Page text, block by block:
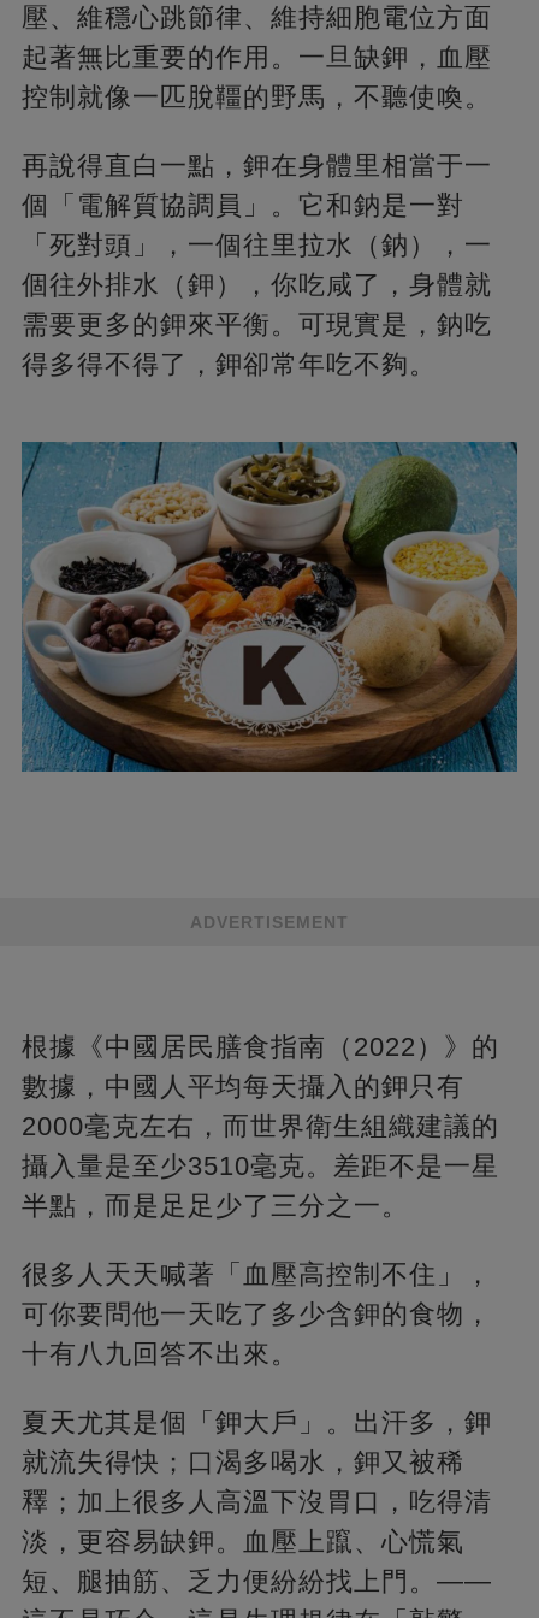
壓、維穩心跳節律、維持細胞電位方面
起著無比重要的作用。一旦缺鉀，血壓
控制就像一匹脫韁的野馬，不聽使喚。
再說得直白一點，鉀在身體里相當于一
個「電解質協調員」。它和鈉是一對
「死對頭」，一個往里拉水（鈉），一
個往外排水（鉀），你吃咸了，身體就
需要更多的鉀來平衡。可現實是，鈉吃
得多得不得了，鉀卻常年吃不夠。
ADVERTISEMENT
根據《中國居民膳食指南（2022）》的
數據，中國人平均每天攝入的鉀只有
2000毫克左右，而世界衛生組織建議的
攝入量是至少3510毫克。差距不是一星
半點，而是足足少了三分之一。
很多人天天喊著「血壓高控制不住」，
可你要問他一天吃了多少含鉀的食物，
十有八九回答不出來。
夏天尤其是個「鉀大戶」。出汗多，鉀
就流失得快；口渴多喝水，鉀又被稀
釋；加上很多人高溫下沒胃口，吃得清
淡，更容易缺鉀。血壓上躥、心慌氣
短、腿抽筋、乏力便紛紛找上門。——